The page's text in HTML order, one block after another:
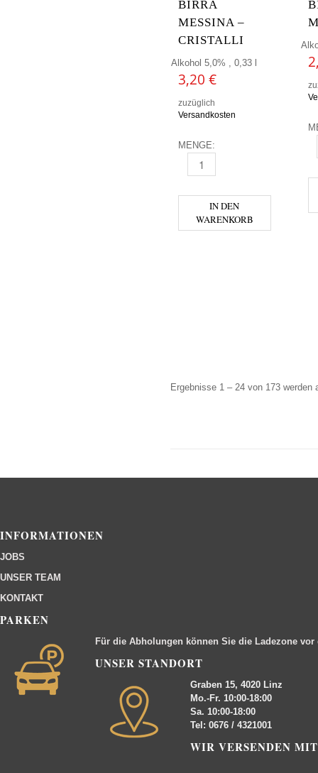
BIRRA
MESSINA –
CRISTALLI
Alkohol 5,0% , 0,33 l
3,20 €
zuzüglich
Versandkosten
MENGE:
BIRRA MESSINA - CRISTALLI
IN DEN
WARENKORB
Ergebnisse 1 – 24 von 173 werden
INFORMATIONEN
JOBS
UNSER TEAM
KONTAKT
PARKEN
Für die Abholungen können Sie die Ladezone
UNSER STANDORT
Graben 15, 4020 Linz
Mo.-Fr. 10:00-18:00
Sa. 10:00-18:00
Tel: 0676 / 4321001
WIR VERSENDEN